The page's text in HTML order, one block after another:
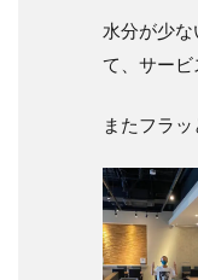
水分が少
て、サービ
またフラ